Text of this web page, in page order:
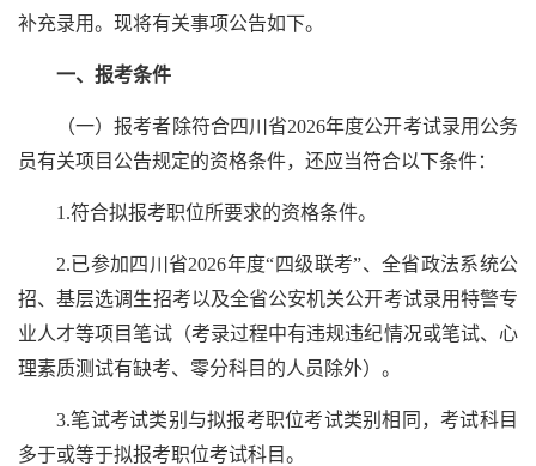
补充录用。现将有关事项公告如下。
一、报考条件
（一）报考者除符合四川省2026年度公开考试录用公务
员有关项目公告规定的资格条件，还应当符合以下条件：
1.符合拟报考职位所要求的资格条件。
2.已参加四川省2026年度“四级联考”、全省政法系统公
招、基层选调生招考以及全省公安机关公开考试录用特警专
业人才等项目笔试（考录过程中有违规违纪情况或笔试、心
理素质测试有缺考、零分科目的人员除外）。
3.笔试考试类别与拟报考职位考试类别相同，考试科目
多于或等于拟报考职位考试科目。